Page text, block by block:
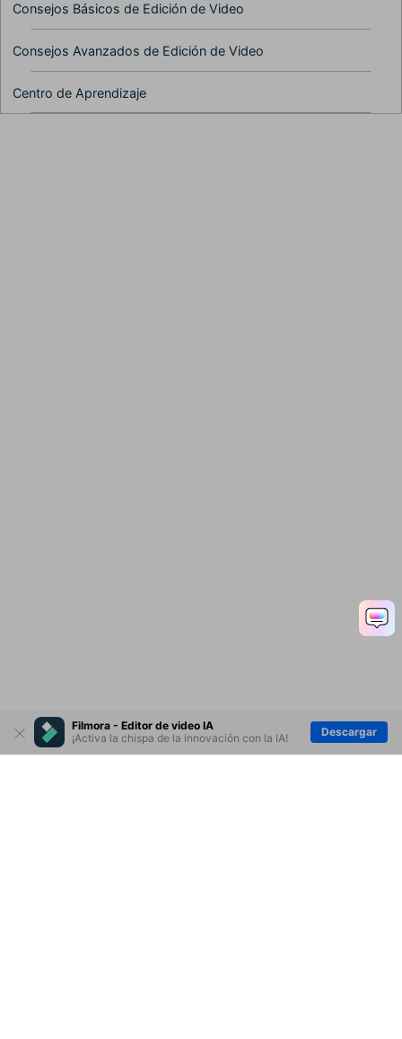
Filmora - Editor de video IA
¡Activa la chispa de la innovación con la IA!
Descargar
configuración de
rendimiento de Filmora9
Ep. 12 Agregar efectos
Consejos Básicos de Edición de Video
Consejos Avanzados de Edición de Video
Centro de Aprendizaje